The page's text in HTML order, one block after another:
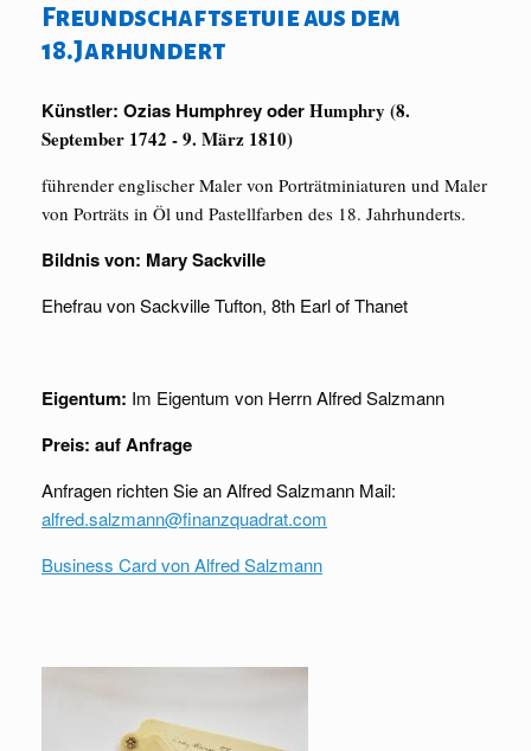
Freundschaftsetuie aus dem
18.Jarhundert
Künstler: Ozias Humphrey oderHumphry (8.
September 1742 - 9. März 1810)
führender englischer Maler von Porträtminiaturen und Maler
von Porträts in Öl und Pastellfarben des 18. Jahrhunderts.
Bildnis von: Mary Sackville
Ehefrau von Sackville Tufton, 8th Earl of Thanet
Eigentum: Im Eigentum von Herrn Alfred Salzmann
Preis: auf Anfrage
Anfragen richten Sie an Alfred Salzmann Mail:
alfred.salzmann@finanzquadrat.com
Business Card von Alfred Salzmann